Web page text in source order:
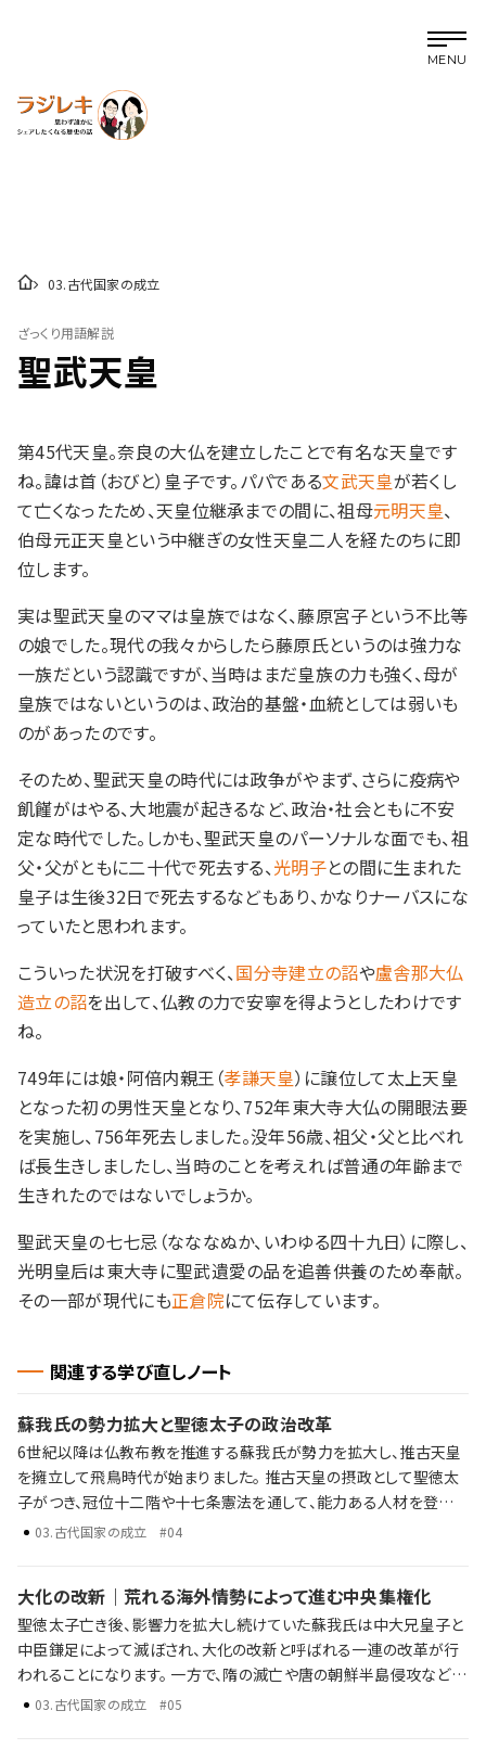
MENU
03.古代国家の成立
ざっくり用語解説
聖武天皇
第45代天皇。奈良の大仏を建立したことで有名な天皇です
ね。諱は首（おびと）皇子です。パパである文武天皇が若くし
て亡くなったため、天皇位継承までの間に、祖母元明天皇、
伯母元正天皇という中継ぎの女性天皇二人を経たのちに即
位します。
実は聖武天皇のママは皇族ではなく、藤原宮子という不比等
の娘でした。現代の我々からしたら藤原氏というのは強力な
一族だという認識ですが、当時はまだ皇族の力も強く、母が
皇族ではないというのは、政治的基盤・血統としては弱いも
のがあったのです。
そのため、聖武天皇の時代には政争がやまず、さらに疫病や
飢饉がはやる、大地震が起きるなど、政治・社会ともに不安
定な時代でした。しかも、聖武天皇のパーソナルな面でも、祖
父・父がともに二十代で死去する、光明子との間に生まれた
皇子は生後32日で死去するなどもあり、かなりナーバスにな
っていたと思われます。
こういった状況を打破すべく、国分寺建立の詔や盧舎那大仏
造立の詔を出して、仏教の力で安寧を得ようとしたわけです
ね。
749年には娘・阿倍内親王（孝謙天皇）に譲位して太上天皇
となった初の男性天皇となり、752年東大寺大仏の開眼法要
を実施し、756年死去しました。没年56歳、祖父・父と比べれ
ば長生きしましたし、当時のことを考えれば普通の年齢まで
生きれたのではないでしょうか。
聖武天皇の七七忌（なななぬか、いわゆる四十九日）に際し、
光明皇后は東大寺に聖武遺愛の品を追善供養のため奉献。
その一部が現代にも正倉院にて伝存しています。
関連する学び直しノート
蘇我氏の勢力拡大と聖徳太子の政治改革
6世紀以降は仏教布教を推進する蘇我氏が勢力を拡大し、推古天皇
を擁立して飛鳥時代が始まりました。 推古天皇の摂政として聖徳太
子がつき、冠位十二階や十七条憲法を通して、能力ある人材を登用す
る体制を整えようとしました。 蘇我氏の勢力拡大 聖徳太子の政治改
への影響を、ラジレキが独自解説します。
03.古代国家の成立 #04
大化の改新｜荒れる海外情勢によって進む中央集権化
聖徳太子亡き後、影響力を拡大し続けていた蘇我氏は中大兄皇子と
中臣鎌足によって滅ぼされ、大化の改新と呼ばれる一連の改革が行
われることになります。 一方で、隋の滅亡や唐の朝鮮半島侵攻など大
陸情勢は不安定な状況が続き、百済と関係の深かった日本も巻き込
03.古代国家の成立 #05